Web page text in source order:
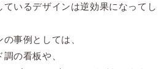
ているデザインは逆効果になってし
の事例としては、
の看板や、